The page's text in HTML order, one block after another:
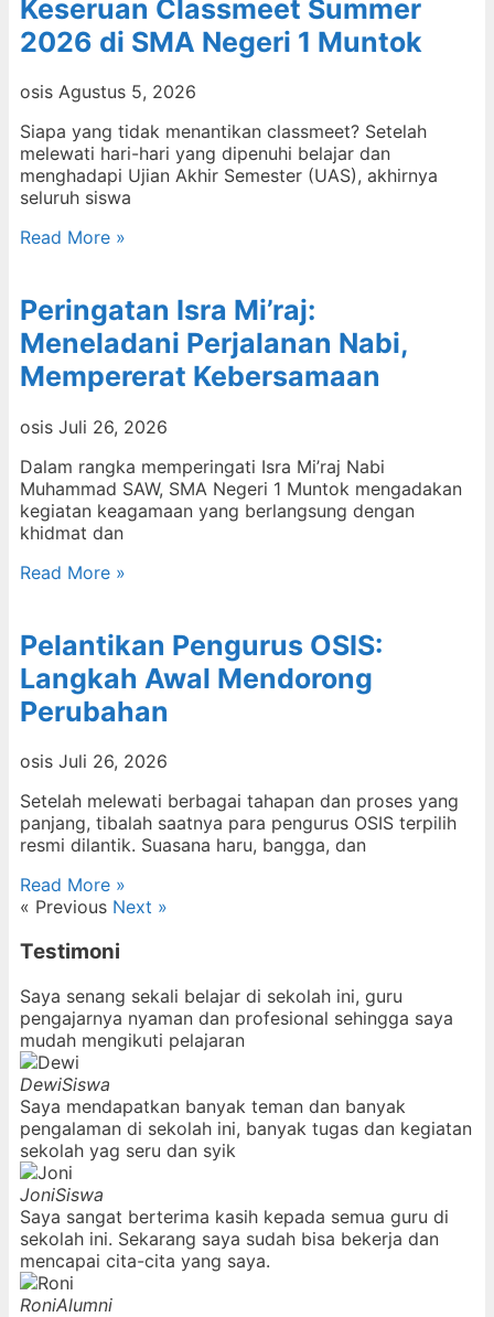
Keseruan Classmeet Summer
2026 di SMA Negeri 1 Muntok
osis Agustus 5, 2026
Siapa yang tidak menantikan classmeet? Setelah
melewati hari-hari yang dipenuhi belajar dan
menghadapi Ujian Akhir Semester (UAS), akhirnya
seluruh siswa
Read More »
Peringatan Isra Mi’raj:
Meneladani Perjalanan Nabi,
Mempererat Kebersamaan
osis Juli 26, 2026
Dalam rangka memperingati Isra Mi’raj Nabi
Muhammad SAW, SMA Negeri 1 Muntok mengadakan
kegiatan keagamaan yang berlangsung dengan
khidmat dan
Read More »
Pelantikan Pengurus OSIS:
Langkah Awal Mendorong
Perubahan
osis Juli 26, 2026
Setelah melewati berbagai tahapan dan proses yang
panjang, tibalah saatnya para pengurus OSIS terpilih
resmi dilantik. Suasana haru, bangga, dan
Read More »
« Previous Next »
Testimoni
Saya senang sekali belajar di sekolah ini, guru
pengajarnya nyaman dan profesional sehingga saya
mudah mengikuti pelajaran
DewiSiswa
Saya mendapatkan banyak teman dan banyak
pengalaman di sekolah ini, banyak tugas dan kegiatan
sekolah yag seru dan syik
JoniSiswa
Saya sangat berterima kasih kepada semua guru di
sekolah ini. Sekarang saya sudah bisa bekerja dan
mencapai cita-cita yang saya.
RoniAlumni